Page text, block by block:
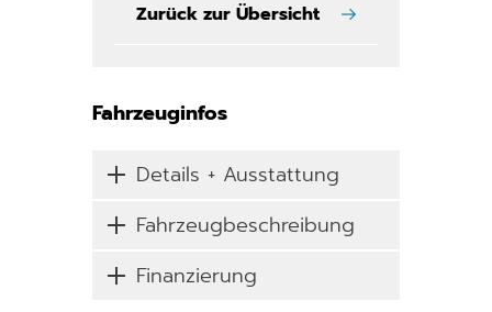
Zurück zur Übersicht
Fahrzeuginfos
Details + Ausstattung
Fahrzeugbeschreibung
Finanzierung